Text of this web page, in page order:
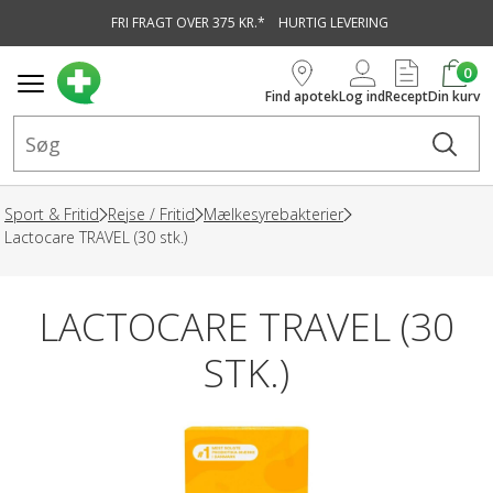
FRI FRAGT OVER 375 KR.* HURTIG LEVERING
Find apotekLog indRecept
0
Din kurv
Sport & Fritid Rejse / Fritid Mælkesyrebakterier
Lactocare TRAVEL (30 stk.)
LACTOCARE TRAVEL (30
STK.)